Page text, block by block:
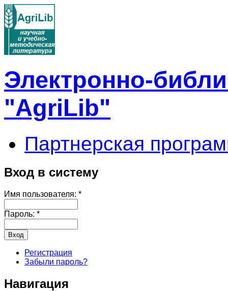
Электронно-
"AgriLib"
Партнерская
Вход в систему
Имя пользователя: *
Пароль: *
Регистрация
Забыли пароль?
Навигация